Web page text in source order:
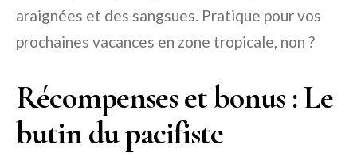
araignées et des sangsues. Pratique pour vos
prochaines vacances en zone tropicale, non ?
Récompenses et bonus : Le
butin du pacifiste